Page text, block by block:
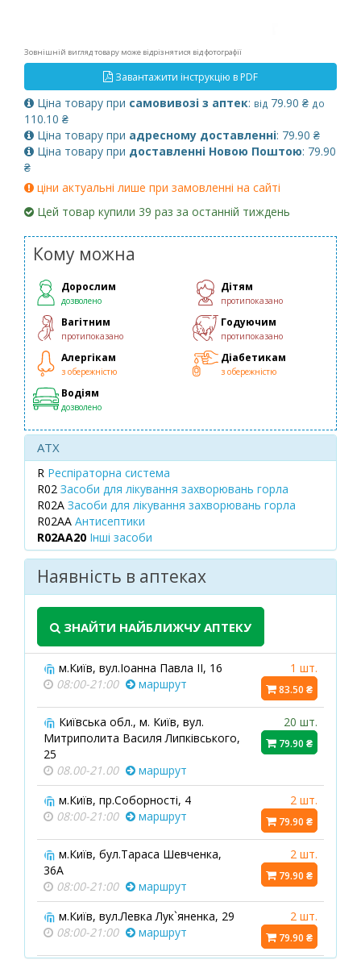
Зовнішній вигляд товару може відрізнятися від фотографії
Завантажити інструкцію в PDF
Ціна товару при самовивозі з аптек: від 79.90 ₴ до
110.10 ₴
Ціна товару при адресному доставленні: 79.90 ₴
Ціна товару при доставленні Новою Поштою: 79.90
₴
ціни актуальні лише при замовленні на сайті
Цей товар купили 39 раз за останній тиждень
Кому можна
Дорослим
дозволено
Дітям
протипоказано
Вагітним
протипоказано
Годуючим
протипоказано
Алергікам
з обережністю
Діабетикам
з обережністю
Водіям
дозволено
ATX
R Респіраторна система
R02 Засоби для лікування захворювань горла
R02A Засоби для лікування захворювань горла
R02AA Антисептики
R02AA20 Інші засоби
Наявність в аптеках
ЗНАЙТИ НАЙБЛИЖЧУ АПТЕКУ
м.Київ, вул.Іоанна Павла ІІ, 16
08:00-21:00
маршрут
1 шт.
83.50 ₴
Київська обл., м. Київ, вул.
Митриполита Василя Липківського,
25
08.00-21.00
маршрут
20 шт.
79.90 ₴
м.Київ, пр.Соборності, 4
08:00-21:00
маршрут
2 шт.
79.90 ₴
м.Київ, бул.Тараса Шевченка,
36А
08:00-21:00
маршрут
2 шт.
79.90 ₴
м.Київ, вул.Левка Лук`яненка, 29
08:00-21:00
маршрут
2 шт.
79.90 ₴